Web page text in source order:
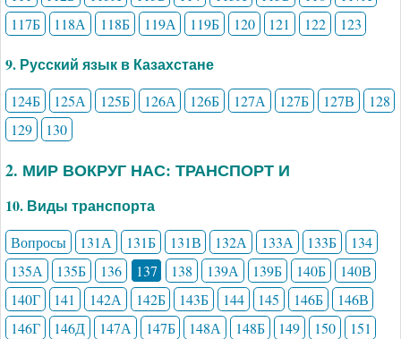
117Б
118А 118Б 119А 119Б 120 121 122 123
9. Русский язык в Казахстане
124Б 125А 125Б 126А 126Б 127А 127Б 127В
128
129
130
2. МИР ВОКРУГ НАС: ТРАНСПОРТ И
10. Виды транспорта
Вопросы 131А 131Б 131В 132А 133А 133Б
134
135А
135Б 136 137 138 139А 139Б 140Б
140В
140Г
141 142А 142Б 143Б 144 145 146Б
146В
146Г
146Д 147А 147Б 148А 148Б 149 150
151